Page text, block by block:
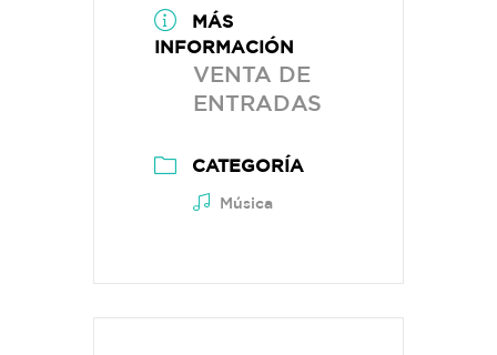
MÁS
INFORMACIÓN
VENTA DE
ENTRADAS
CATEGORÍA
Música